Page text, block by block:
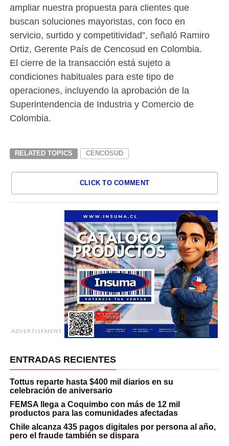
ampliar nuestra propuesta para clientes que
buscan soluciones mayoristas, con foco en
servicio, surtido y competitividad”, señaló Ramiro
Ortiz, Gerente País de Cencosud en Colombia.
El cierre de la transacción está sujeto a
condiciones habituales para este tipo de
operaciones, incluyendo la aprobación de la
Superintendencia de Industria y Comercio de
Colombia.
RELATED TOPICS CENCOSUD
CLICK TO COMMENT
ADVERTISEMENT
ENTRADAS RECIENTES
Tottus reparte hasta $400 mil diarios en su
celebración de aniversario
FEMSA llega a Coquimbo con más de 12 mil
productos para las comunidades afectadas
Chile alcanza 435 pagos digitales por persona al año,
pero el fraude también se dispara